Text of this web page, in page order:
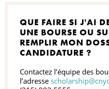
QUE FAIRE SI J'AI
UNE BOURSE OU
REMPLIR MON
CANDIDATURE ?
Contactez l’équipe des
l’adresse